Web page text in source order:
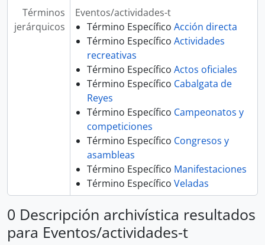
Términos
jerárquicos
Eventos/actividades-t
Término Específico Acción directa
Término Específico Actividades
recreativas
Término Específico Actos oficiales
Término Específico Cabalgata de
Reyes
Término Específico Campeonatos y
competiciones
Término Específico Congresos y
asambleas
Término Específico Manifestaciones
Término Específico Veladas
0 Descripción archivística resultados
para Eventos/actividades-t